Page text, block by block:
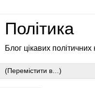
Політика
Блог цікавих політичних